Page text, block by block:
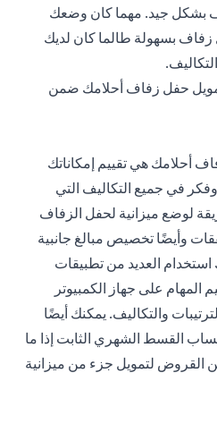
بشكل جيد. مهما كان وضعك
زفاف بسهولة طالما كان لديك
حفل زفاف أحلامك ضمن
أحلامك هي تقييم إمكاناتك
وفكر في جميع التكاليف التي
لوضع ميزانية لحفل الزفاف
وأيضًا تخصيص مبالغ جانبية
العديد من تطبيقات
المهام على جهاز الكمبيوتر
والتكاليف. يمكنك أيضًا
القسط الشهري الثابت إذا ما
لتمويل جزء من ميزانية